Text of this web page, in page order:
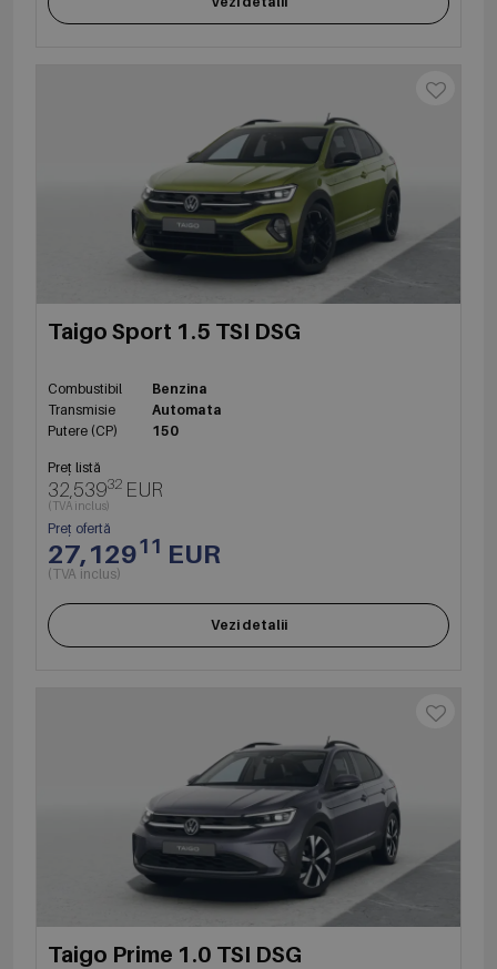
Taigo Sport 1.5 TSI DSG
Combustibil
Benzina
Transmisie
Automata
Putere (CP)
150
Preț listă
32,53932 EUR
(TVA inclus)
Preț ofertă
27,12911 EUR
(TVA inclus)
Vezi detalii
Taigo Prime 1.0 TSI DSG